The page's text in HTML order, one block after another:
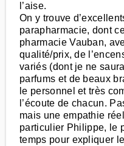
l’aise.
On y trouve
parapharmacie, dont
pharmacie Vauban,
qualité/prix, de
variés (dont je ne
parfums et de beaux
le personnel et très
l’écoute de chacun.
mais une empathie
particulier Philippe, le
temps pour expliquer